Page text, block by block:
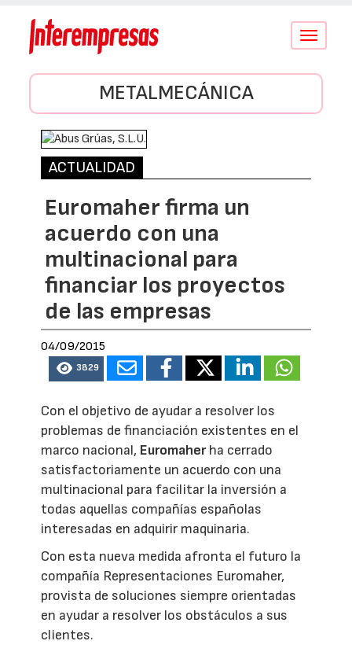
Conmutar
METALMECÁNICA
ACTUALIDAD
Euromaher firma un
acuerdo con una
multinacional para
financiar los proyectos
de las empresas
04/09/2015
3829
Con el objetivo de ayudar a resolver los
problemas de financiación existentes en el
marco nacional, Euromaherha cerrado
satisfactoriamente un acuerdo con una
multinacional para facilitar la inversión a
todas aquellas compañías españolas
interesadas en adquirir maquinaria.
Con esta nueva medida afronta el futuro la
compañía Representaciones Euromaher,
provista de soluciones siempre orientadas
en ayudar a resolver los obstáculos a sus
clientes.